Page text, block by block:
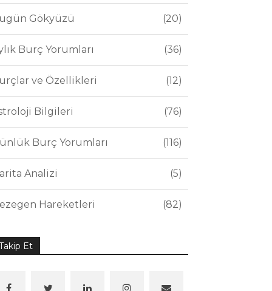
Gökyüzü 20
Burç Yorumları 36
ve Özellikleri 12
Bilgileri 76
Burç Yorumları 116
Analizi 5
Hareketleri 82
Et